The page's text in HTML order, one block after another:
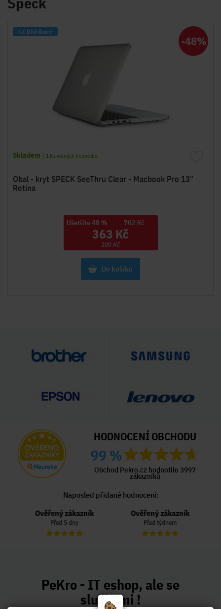
CZ Distribuce
-48%
Skladem | 1 Ks volných k expedici
Obal - kryt SPECK SeeThru Clear - Macbook Pro 13"
Retina
Ušetříte 48 % 702 Kč
363 Kč
300 Kč
Do košíku
HODNOCENÍ OBCHODU
99 %
Obchod Pekro.cz hodnotilo 3997
zákazníků
Naposled přidané hodnocení:
Ověřený zákazník
Před 5 dny
Ověřený zákazník
Před týdnem
PeKro - IT eshop, ale se
službami !